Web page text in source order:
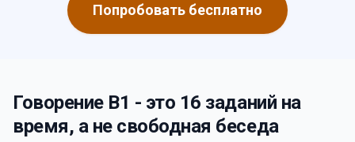
Попробовать бесплатно
Говорение B1 - это 16 заданий на
время, а не свободная беседа